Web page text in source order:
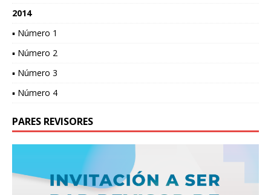
2014
▪ Número 1
▪ Número 2
▪ Número 3
▪ Número 4
PARES REVISORES